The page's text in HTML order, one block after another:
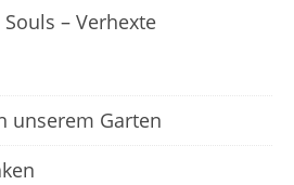
– Verhexte
unserem Garten